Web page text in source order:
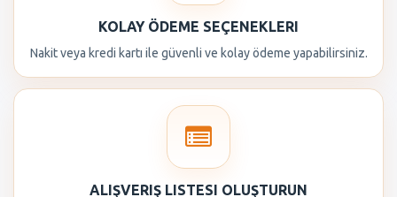
KOLAY ÖDEME SEÇENEKLERI
Nakit veya kredi kartı ile güvenli ve kolay ödeme yapabilirsiniz.
ALIŞVERIŞ LISTESI OLUŞTURUN